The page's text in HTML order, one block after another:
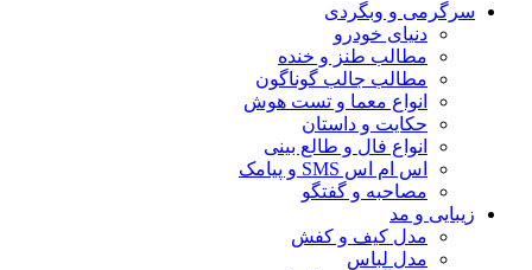
سرگرمی و وبگردی
دنیای خودرو
مطالب طنز و خنده
مطالب جالب گوناگون
انواع معما و تست هوش
حکایت و داستان
انواع فال و طالع بینی
اس ام اس SMS و پیامک
مصاحبه و گفتگو
زیبایی و مد
مدل کیف و کفش
مدل لباس